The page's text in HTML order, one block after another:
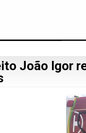
João Igor